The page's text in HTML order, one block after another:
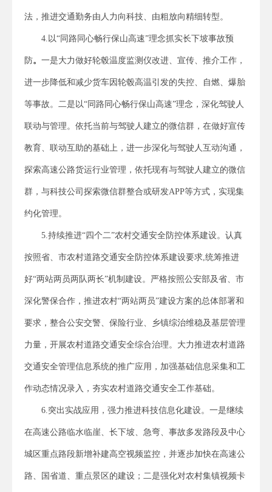
法，推进交通勤务由人力向科技、由粗放向精细转型。
4.以“同路同心畅行保山高速”理念抓实长下坡事故预
防。 一是大力做好轮毂温度监测仪改进、宣传、推介工作，
进一步降低和减少货车因轮毂高温引发的失控、自燃、爆胎
等事故。二是以“同路同心畅行保山高速”理念，深化驾驶人
联动与管理。依托当前与驾驶人建立的微信群，在做好宣传
教育、联动互助的基础上，进一步深化与驾驶人互动沟通，
探索高速公路货运行业管理，依托现有与驾驶人建立的微信
群，与科技公司探索微信群整合或研发APP等方式，实现集
约化管理。
5.持续推进“四个二”农村交通安全防控体系建设。认真
按照省、市农村道路交通安全防控体系建设要求,统筹推进
好“两站两员两队两长”机制建设。严格按照公安部及省、市
深化警保合作，推进农村“两站两员”建设方案的总体部署和
要求，整合公安交警、保险行业、乡镇综治维稳及基层管理
力量，开展农村道路交通安全综合治理。大力推进农村道路
交通安全管理信息系统的推广应用，加强基础信息采集和工
作动态情况录入，夯实农村道路交通安全工作基础。
6.突出实战应用，强力推进科技信息化建设。一是继续
在高速公路临水临崖、长下坡、急弯、事故多发路段及中心
城区重点路段新增补建高空视频监控，并逐步加快在高速公
路、国省道、重点景区的建设；二是强化对农村集镇视频卡